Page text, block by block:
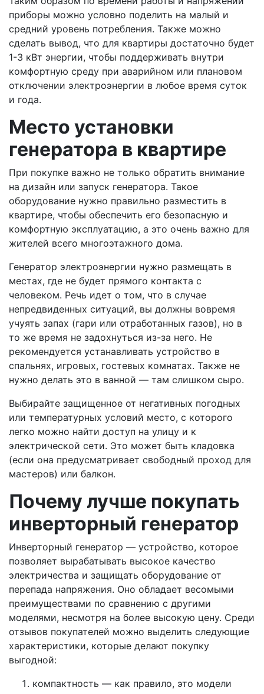
приборы можно условно поделить на малый и
средний уровень потребления. Также можно
сделать вывод, что для квартиры достаточно будет
1-3 кВт энергии, чтобы поддерживать внутри
комфортную среду при аварийном или плановом
отключении электроэнергии в любое время суток
и года.
Место установки
генератора в квартире
При покупке важно не только обратить внимание
на дизайн или запуск генератора. Такое
оборудование нужно правильно разместить в
квартире, чтобы обеспечить его безопасную и
комфортную эксплуатацию, а это очень важно для
жителей всего многоэтажного дома.
Генератор электроэнергии нужно размещать в
местах, где не будет прямого контакта с
человеком. Речь идет о том, что в случае
непредвиденных ситуаций, вы должны вовремя
учуять запах (гари или отработанных газов), но в
то же время не задохнуться из-за него. Не
рекомендуется устанавливать устройство в
спальнях, игровых, гостевых комнатах. Также не
нужно делать это в ванной — там слишком сыро.
Выбирайте защищенное от негативных погодных
или температурных условий место, с которого
легко можно найти доступ на улицу и к
электрической сети. Это может быть кладовка
(если она предусматривает свободный проход для
мастеров) или балкон.
Почему лучше покупать
инверторный генератор
Инверторный генератор — устройство, которое
позволяет вырабатывать высокое качество
электричества и защищать оборудование от
перепада напряжения. Оно обладает весомыми
преимуществами по сравнению с другими
моделями, несмотря на более высокую цену. Среди
отзывов покупателей можно выделить следующие
характеристики, которые делают покупку
выгодной:
компактность — как правило, это модели